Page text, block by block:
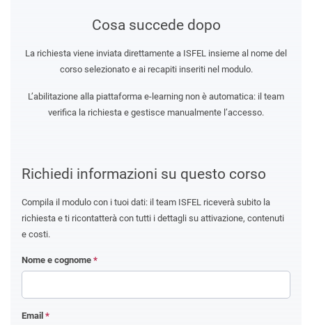
Richiedi informazioni su questo corso
Compila il modulo con i tuoi dati: il team ISFEL riceverà subito la
richiesta e ti ricontatterà con tutti i dettagli su attivazione, contenuti
e costi.
Nome e cognome *
Email *
Cosa succede dopo
La richiesta viene inviata direttamente a ISFEL insieme al nome del
corso selezionato e ai recapiti inseriti nel modulo.
L’abilitazione alla piattaforma e-learning non è automatica: il team
verifica la richiesta e gestisce manualmente l’accesso.